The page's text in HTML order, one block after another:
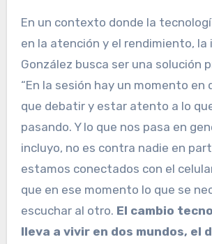
En un contexto donde la
en la atención y el rendimiento, la
González busca ser una solución
“En la sesión hay un momento en
que debatir y estar atento a lo
pasando. Y lo que nos pasa en
incluyo, no es contra nadie en
estamos conectados con el
que en ese momento lo que se
escuchar al otro. El cambio
lleva a vivir en dos mundos, el